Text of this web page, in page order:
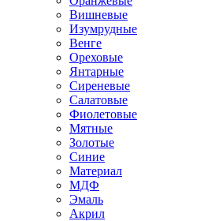
Вишневые
Изумрудные
Венге
Ореховые
Янтарные
Сиреневые
Салатовые
Фиолетовые
Мятные
Золотые
Синие
Материал
МДФ
Эмаль
Акрил